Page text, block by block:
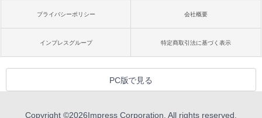
プライバシーポリシー 会社概要
インプレスグループ 特定商取引法に基づく表示
PC版で見る
Copyright ©2026Impress Corporation. All rights reserved.